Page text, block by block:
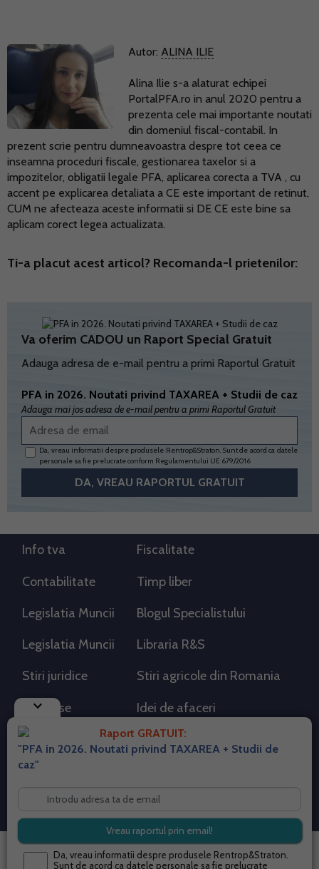
Autor: ALINA ILIE
Alina Ilie s-a alaturat echipei
PortalPFA.ro in anul 2020 pentru a
prezenta cele mai importante noutati
din domeniul fiscal-contabil. In
prezent scrie pentru dumneavoastra despre tot ceea ce
inseamna proceduri fiscale, gestionarea taxelor si a
impozitelor, obligatii legale PFA, aplicarea corecta a TVA , cu
accent pe explicarea detaliata a CE este important de retinut,
CUM ne afecteaza aceste informatii si DE CE este bine sa
aplicam corect legea actualizata.
Ti-a placut acest articol? Recomanda-l prietenilor:
Va oferim CADOU un Raport Special Gratuit
Adauga adresa de e-mail pentru a primi Raportul Gratuit
PFA in 2026. Noutati privind TAXAREA + Studii de caz
Adauga mai jos adresa de e-mail pentru a primi Raportul Gratuit
Da, vreau informatii despre produsele Rentrop&Straton. Sunt de acord ca datele
personale sa fie prelucrate conform Regulamentului UE 679/2016
keyboard_arrow_down
Raport GRATUIT:
"PFA in 2026. Noutati privind TAXAREA + Studii de
caz"
Da, vreau informatii despre produsele Rentrop&Straton.
Sunt de acord ca datele personale sa fie prelucrate
Info tva Fiscalitate
Contabilitate Timp liber
Legislatia Muncii Blogul Specialistului
Legislatia Muncii Libraria R&S
Stiri juridice Stiri agricole din Romania
AdSense Idei de afaceri
RSS Flux RSS 2.0
Despre cookies
Termeni si conditii
Contact
© 2026 portalpfa.ro. Toate drepturile rezervate.